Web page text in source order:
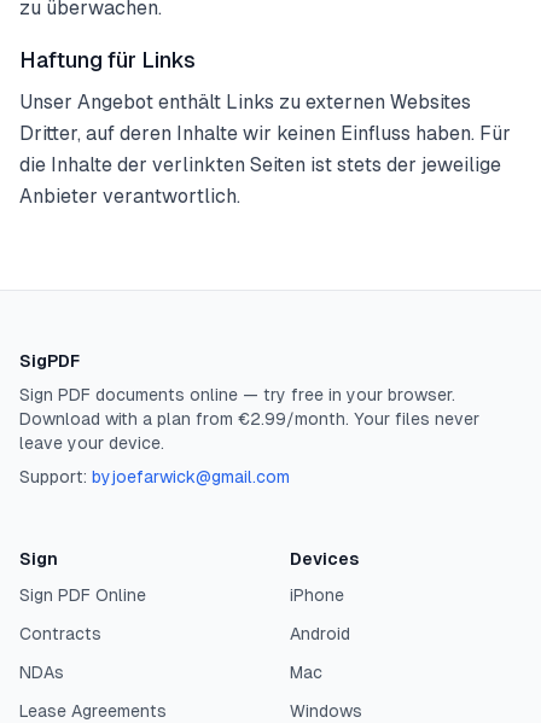
zu überwachen.
Haftung für Links
Unser Angebot enthält Links zu externen Websites
Dritter, auf deren Inhalte wir keinen Einfluss haben. Für
die Inhalte der verlinkten Seiten ist stets der jeweilige
Anbieter verantwortlich.
SigPDF
Sign PDF documents online — try free in your browser.
Download with a plan from €2.99/month. Your files never
leave your device.
Support: byjoefarwick@gmail.com
Sign
Sign PDF Online
Contracts
NDAs
Lease Agreements
Devices
iPhone
Android
Mac
Windows